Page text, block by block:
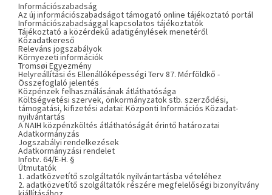
Információszabadság
Az új információszabadságot támogató online tájékoztató portál
Információszabadsággal kapcsolatos tájékoztatók
Tájékoztató a közérdekű adatigénylések menetéről
Közadatkereső
Releváns jogszabályok
Környezeti információk
Tromsøi Egyezmény
Helyreállítási és Ellenállóképességi Terv 87. Mérföldkő -
Összefoglaló jelentés
Közpénzek felhasználásának átláthatósága
Költségvetési szervek, önkormányzatok stb. szerződési,
támogatási, kifizetési adatai: Központi Információs Közadat-
nyilvántartás
A NAIH közpénzköltés átláthatóságát érintő határozatai
Adatkormányzás
Jogszabályi rendelkezések
Adatkormányzási rendelet
Infotv. 64/E-H. §
Útmutatók
1. adatközvetítő szolgáltatók nyilvántartásba vételéhez
2. adatközvetítő szolgáltatók részére megfelelőségi bizonyítvány